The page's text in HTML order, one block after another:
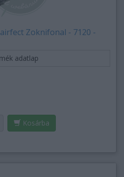
Zoknifonal - 7120 -
adatlap
Kosárba